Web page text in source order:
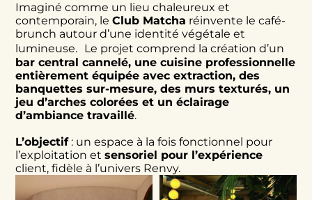
Imaginé comme un lieu chaleureux et
contemporain, leClub Matcha réinvente le café-
brunch autour d’une identité végétale et
lumineuse. Le projet comprend la création d’un
bar central cannelé, une cuisine professionnelle
entièrement équipée avec extraction, des
banquettes sur-mesure, des murs texturés, un
jeu d’arches colorées et un éclairage
d’ambiance travaillé.
L’objectif: un espace à la fois fonctionnel pour
l’exploitation etsensoriel pour l’expérience
client, fidèle à l’univers Renvy.